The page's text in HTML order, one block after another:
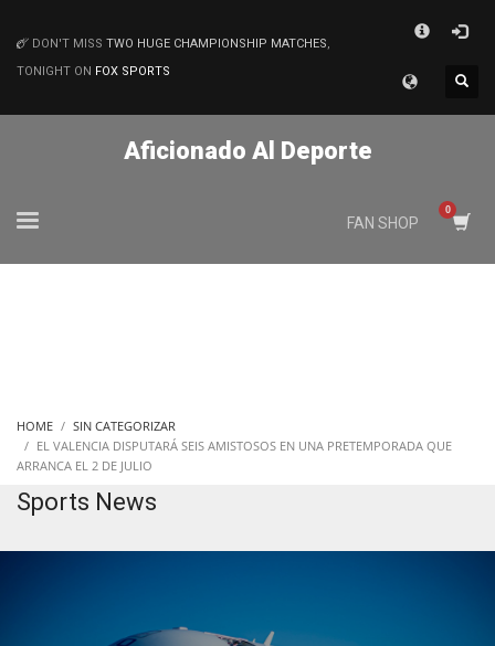
MATCHES
DON'T MISS TWO HUGE CHAMPIONSHIP MATCHES,
TONIGHT ON FOX SPORTS
Aficionado Al Deporte
FAN SHOP
HOME
SIN CATEGORIZAR
EL VALENCIA DISPUTARÁ SEIS AMISTOSOS EN UNA PRETEMPORADA QUE
ARRANCA EL 2 DE JULIO
Sports News